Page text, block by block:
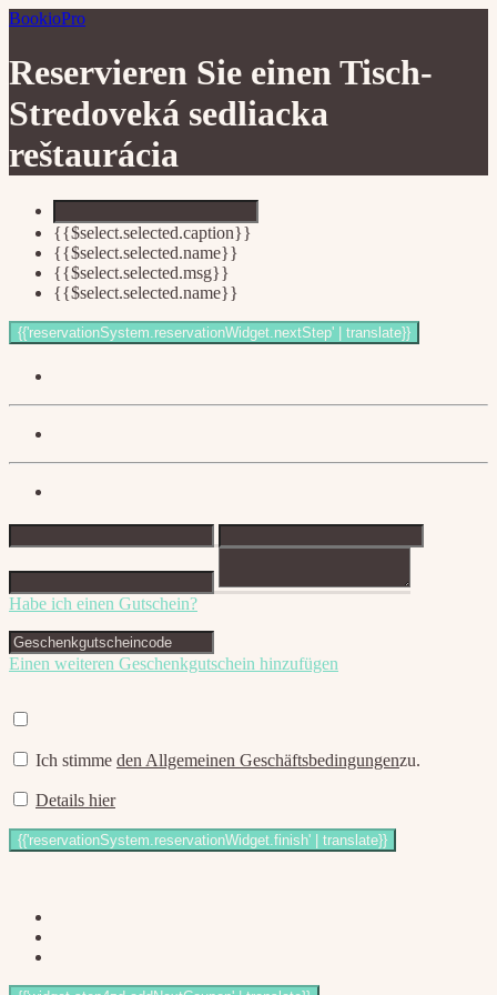
BookioPro
Reservieren Sie einen Tisch-
Stredoveká sedliacka
reštaurácia
{{$select.selected.caption}}
{{$select.selected.name}}
{{$select.selected.msg}}
{{$select.selected.name}}
Habe ich einen Gutschein?
Einen weiteren Geschenkgutschein hinzufügen
Ich stimme den Allgemeinen Geschäftsbedingungenzu.
Details hier